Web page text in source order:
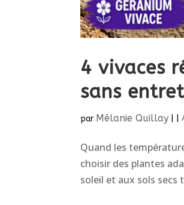
4 vivaces
sans
par Mélanie Quillay |
Quand les
choisir des plantes
soleil et aux sols